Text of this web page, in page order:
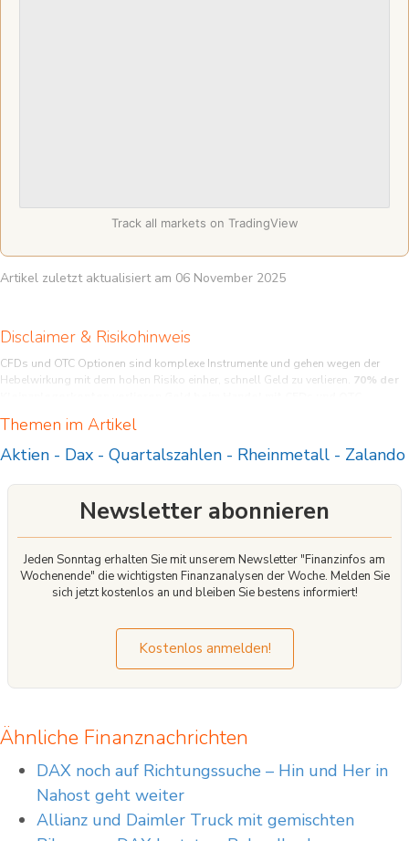
Track all markets on TradingView
Artikel zuletzt aktualisiert am 06 November 2025
Disclaimer & Risikohinweis
CFDs und OTC Optionen sind komplexe Instrumente und gehen wegen der
Hebelwirkung mit dem hohen Risiko einher, schnell Geld zu verlieren. 70% der
CFDs und OTC Optionen funktionieren, und ob Sie es sich leisten können, das
hohe Risiko einzugehen, Ihr Geld zu verlieren.
Themen im Artikel
Aktien - Dax - Quartalszahlen - Rheinmetall - Zalando
Newsletter abonnieren
Jeden Sonntag erhalten Sie mit unserem Newsletter "Finanzinfos am
Wochenende" die wichtigsten Finanzanalysen der Woche. Melden Sie
sich jetzt kostenlos an und bleiben Sie bestens informiert!
Kostenlos anmelden!
Ähnliche Finanznachrichten
DAX noch auf Richtungssuche – Hin und Her in
Nahost geht weiter
Allianz und Daimler Truck mit gemischten